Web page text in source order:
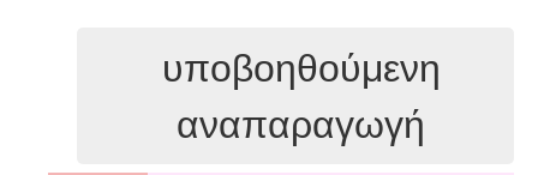
υποβοηθούμενη
αναπαραγωγή